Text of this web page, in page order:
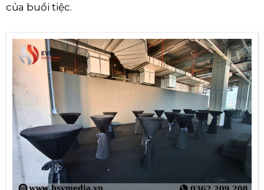
của buổi tiệc.